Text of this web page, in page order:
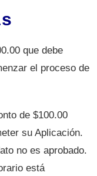
que debe
el proceso de
de $100.00
su Aplicación.
no es aprobado.
está